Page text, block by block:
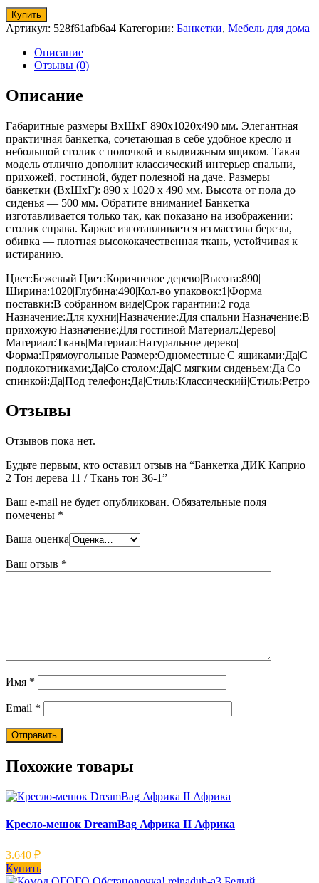
Купить
Артикул: 528f61afb6a4 Категории: Банкетки, Мебель для дома
Описание
Отзывы (0)
Описание
Габаритные размеры ВхШхГ 890x1020x490 мм. Элегантная
практичная банкетка, сочетающая в себе удобное кресло и
небольшой столик с полочкой и выдвижным ящиком. Такая
модель отлично дополнит классический интерьер спальни,
прихожей, гостиной, будет полезной на даче. Размеры
банкетки (ВхШхГ): 890 х 1020 х 490 мм. Высота от пола до
сиденья — 500 мм. Обратите внимание! Банкетка
изготавливается только так, как показано на изображении:
столик справа. Каркас изготавливается из массива березы,
обивка — плотная высококачественная ткань, устойчивая к
истиранию.
Цвет:Бежевый|Цвет:Коричневое дерево|Высота:890|
Ширина:1020|Глубина:490|Кол-во упаковок:1|Форма
поставки:В собранном виде|Срок гарантии:2 года|
Назначение:Для кухни|Назначение:Для спальни|Назначение:В
прихожую|Назначение:Для гостиной|Материал:Дерево|
Материал:Ткань|Материал:Натуральное дерево|
Форма:Прямоугольные|Размер:Одноместные|С ящиками:Да|С
подлокотниками:Да|Со столом:Да|С мягким сиденьем:Да|Со
спинкой:Да|Под телефон:Да|Стиль:Классический|Стиль:Ретро
Отзывы
Отзывов пока нет.
Будьте первым, кто оставил отзыв на “Банкетка ДИК Каприо
2 Тон дерева 11 / Ткань тон 36-1”
Ваш e-mail не будет опубликован. Обязательные поля
помечены *
Ваша оценка
Ваш отзыв *
Имя *
Email *
Похожие товары
Кресло-мешок DreamBag Африка II Африка
3.640 ₽
Купить